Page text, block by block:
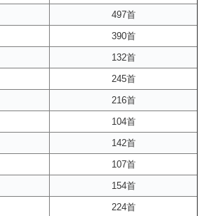
497首
390首
132首
245首
216首
104首
142首
107首
154首
224首